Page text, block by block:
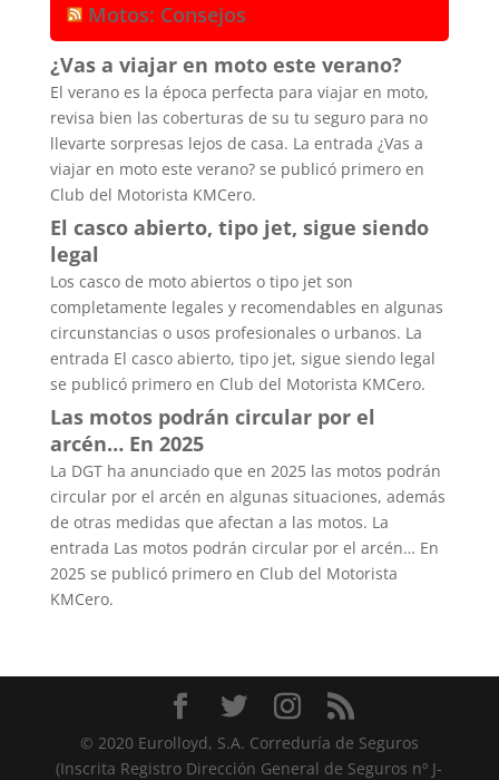
Motos: Consejos
¿Vas a viajar en moto este verano?
El verano es la época perfecta para viajar en moto,
revisa bien las coberturas de su tu seguro para no
llevarte sorpresas lejos de casa. La entrada ¿Vas a
viajar en moto este verano? se publicó primero en
Club del Motorista KMCero.
El casco abierto, tipo jet, sigue siendo
legal
Los casco de moto abiertos o tipo jet son
completamente legales y recomendables en algunas
circunstancias o usos profesionales o urbanos. La
entrada El casco abierto, tipo jet, sigue siendo legal
se publicó primero en Club del Motorista KMCero.
Las motos podrán circular por el
arcén… En 2025
La DGT ha anunciado que en 2025 las motos podrán
circular por el arcén en algunas situaciones, además
de otras medidas que afectan a las motos. La
entrada Las motos podrán circular por el arcén… En
2025 se publicó primero en Club del Motorista
KMCero.
© 2020 Eurolloyd, S.A. Correduría de Seguros
(Inscrita Registro Dirección General de Seguros nº J-